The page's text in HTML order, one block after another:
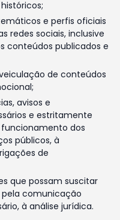
e perfis oficiais
redes sociais, inclusive
conteúdos publicados e
de conteúdos
avisos e
e estritamente
dos
públicos, à
de
que possam suscitar
pela comunicação
à análise jurídica.